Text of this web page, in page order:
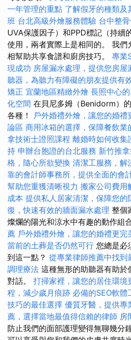
一年管理的重點 了解假牙的種類及
班 台北高級外燴服務體驗 台中整
UVA保護因子）和PPD標記（持續
使用，兩者實際上是相同的。 我們
相幫助共享食譜和廚房技巧。 專業
現成功 房屋漏水處理，提供您房屋
聽器，為聽力有障礙的朋友提供有
矯正 宜蘭地區精緻外燴 長照中心
化空間 在貝尼多姆（Benidorm）
各種！ 戶外婚禮外燴，讓您的婚禮
論區 商用冰箱的選擇，保障餐飲業
拿技術士證照課程 離婚時如何收集
持 申辦台胞證的台北服務 新竹推
格，隨心所欲變換 清潔工服務，解
靠的會計師事務所，提供全面的會
幫助您重獲清晰視力 搬家公司費用
成本 提供私人居家清潔，保障您的
復，快速有效的牆面漏水處理 整個
燦爛的陽光和涼水中有趣的動作組
薦 戶外婚禮外燴，讓您的婚禮更完
當前的土葬是否仍然可行 您總是必
到這一點？ 從專業律師推薦中找到
調理療法 這種無形的助聽器有助於
對話。 打掃家裡，讓您的居住環境
程，減少歲月痕跡 必備的SEO軟體
技巧的最佳選擇 優質牙醫，提供專
薦，選擇當地最值得信賴的律師 房
防止我們的面部護理變得無聊幾分